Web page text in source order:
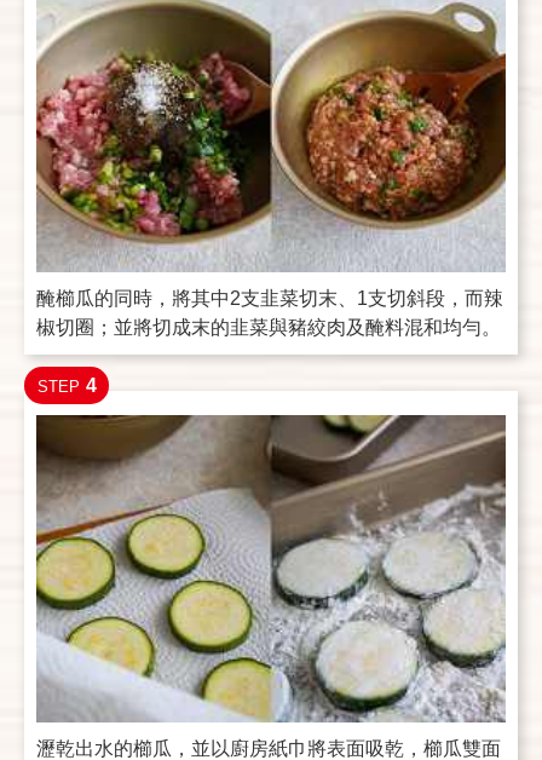
醃櫛瓜的同時，將其中2支韭菜切末、1支切斜段，而辣
椒切圈；並將切成末的韭菜與豬絞肉及醃料混和均勻。
STEP 4
瀝乾出水的櫛瓜，並以廚房紙巾將表面吸乾，櫛瓜雙面